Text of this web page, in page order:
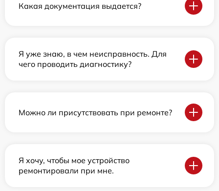
Какая документация выдается?
Я уже знаю, в чем неисправность. Для
чего проводить диагностику?
Можно ли присутствовать при ремонте?
Я хочу, чтобы мое устройство
ремонтировали при мне.